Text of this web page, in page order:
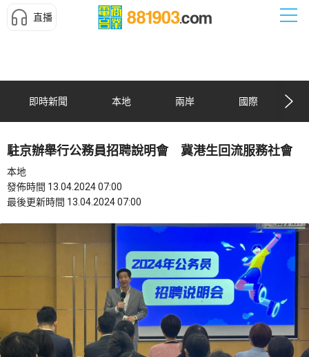
直播
即時新聞 本地 兩岸 國際
駐京辦舉行公務員招聘說明會 冀港生回流服務社會
本地
發佈時間 13.04.2024 07:00
最後更新時間 13.04.2024 07:00